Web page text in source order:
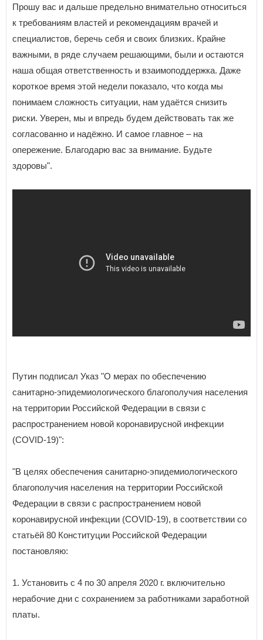
Прошу вас и дальше предельно внимательно относиться
к требованиям властей и рекомендациям врачей и
специалистов, беречь себя и своих близких. Крайне
важными, в ряде случаем решающими, были и остаются
наша общая ответственность и взаимоподдержка. Даже
короткое время этой недели показало, что когда мы
понимаем сложность ситуации, нам удаётся снизить
риски. Уверен, мы и впредь будем действовать так же
согласованно и надёжно. И самое главное – на
опережение. Благодарю вас за внимание. Будьте
здоровы".
Путин подписал Указ "О мерах по обеспечению
санитарно-эпидемиологического благополучия населения
на территории Российской Федерации в связи с
распространением новой коронавирусной инфекции
(COVID-19)":
"В целях обеспечения санитарно-эпидемиологического
благополучия населения на территории Российской
Федерации в связи с распространением новой
коронавирусной инфекции (COVID-19), в соответствии со
статьёй 80 Конституции Российской Федерации
постановляю:
1. Установить с 4 по 30 апреля 2020 г. включительно
нерабочие дни с сохранением за работниками заработной
платы.